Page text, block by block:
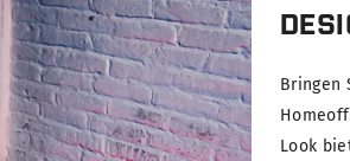
Bringen
Look